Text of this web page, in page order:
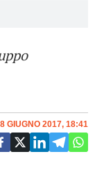
8 GIUGNO 2017, 18:41